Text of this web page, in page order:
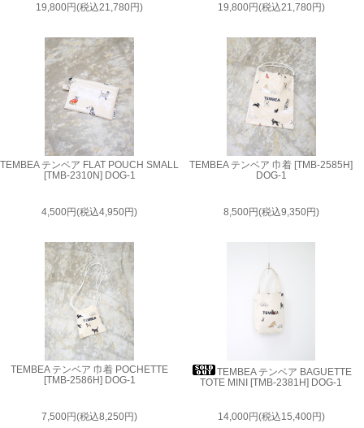
19,800円(税込21,780円) 19,800円(税込21,780円)
TEMBEA テンベア FLAT POUCH SMALL
[TMB-2310N] DOG-1
4,500円(税込4,950円)
TEMBEA テンベア 巾着 [TMB-2585H]
DOG-1
8,500円(税込9,350円)
TEMBEA テンベア 巾着 POCHETTE
[TMB-2586H] DOG-1
7,500円(税込8,250円)
TEMBEA テンベア BAGUETTE
TOTE MINI [TMB-2381H] DOG-1
14,000円(税込15,400円)